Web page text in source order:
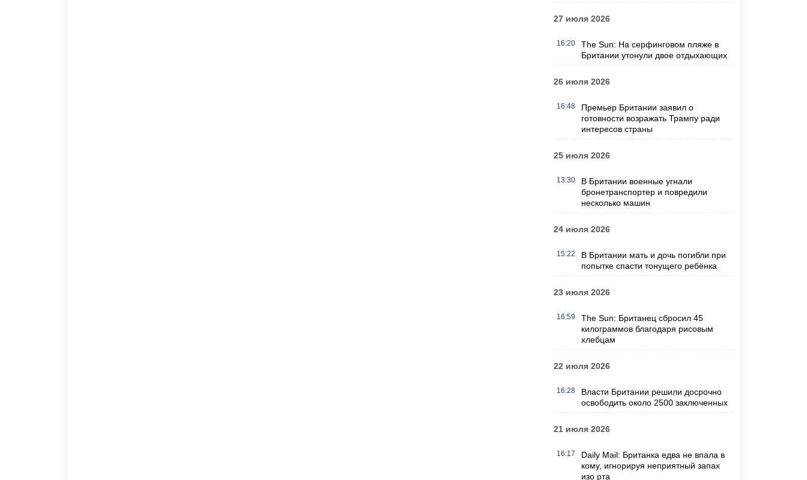
27 июля 2026
16:20
The Sun: На серфинговом пляже в
Британии утонули двое отдыхающих
26 июля 2026
16:48
Премьер Британии заявил о
готовности возражать Трампу ради
интересов страны
25 июля 2026
13:30
В Британии военные угнали
бронетранспортер и повредили
несколько машин
24 июля 2026
15:22
В Британии мать и дочь погибли при
попытке спасти тонущего ребёнка
23 июля 2026
16:59
The Sun: Британец сбросил 45
килограммов благодаря рисовым
хлебцам
22 июля 2026
16:28
Власти Британии решили досрочно
освободить около 2500 заключенных
21 июля 2026
16:17
Daily Mail: Британка едва не впала в
кому, игнорируя неприятный запах
изо рта